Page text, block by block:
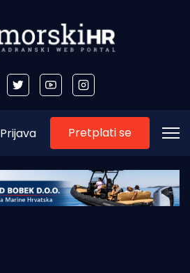
Prijava Pretplati se